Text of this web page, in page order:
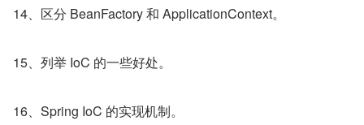
14、区分 BeanFactory 和 ApplicationContext。
15、列举 IoC 的一些好处。
16、Spring IoC 的实现机制。